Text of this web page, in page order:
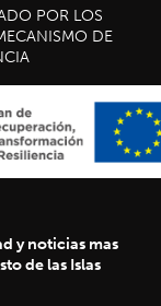
POR LOS
DE
y noticias mas
de las Islas